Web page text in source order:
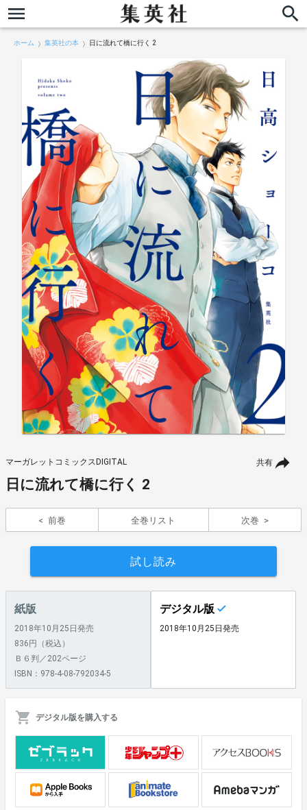
ホーム 集英社の本 日に流れて橋に行く 2
共有
マーガレットコミックスDIGITAL
日に流れて橋に行く 2
前巻 全巻リスト 次巻
試し読み
紙版
2018年10月25日発売
836円（税込）
Ｂ６判／202ページ
ISBN：978-4-08-792034-5
デジタル版
2018年10月25日発売
デジタル版を購入する